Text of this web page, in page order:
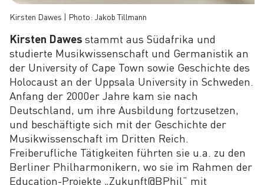
Kirsten Dawes | Photo: Jakob Tillmann
Kirsten Dawes stammt aus Südafrika und
studierte Musikwissenschaft und Germanistik an
der University of Cape Town sowie Geschichte des
Holocaust an der Uppsala University in Schweden.
Anfang der 2000er Jahre kam sie nach
Deutschland, um ihre Ausbildung fortzusetzen,
und beschäftigte sich mit der Geschichte der
Musikwissenschaft im Dritten Reich.
Freiberufliche Tätigkeiten führten sie u.a. zu den
Berliner Philharmonikern, wo sie im Rahmen der
Education-Projekte „Zukunft@BPhil“ mit